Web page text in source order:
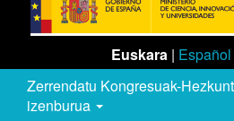
Euskara | Español
Zerrendatu Kongresuak-
izenburua